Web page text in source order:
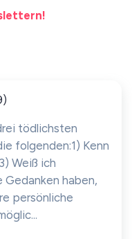
tödlichsten
folgenden:1) Kenn
Weiß ich
Gedanken haben,
persönliche